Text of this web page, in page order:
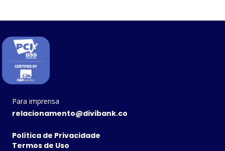
Para imprensa
relacionamento@divibank.co
Política de Privacidade
Termos de Uso